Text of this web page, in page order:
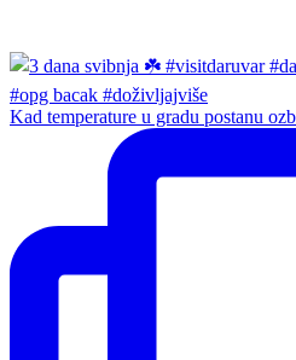
Kad temperature u gradu postanu